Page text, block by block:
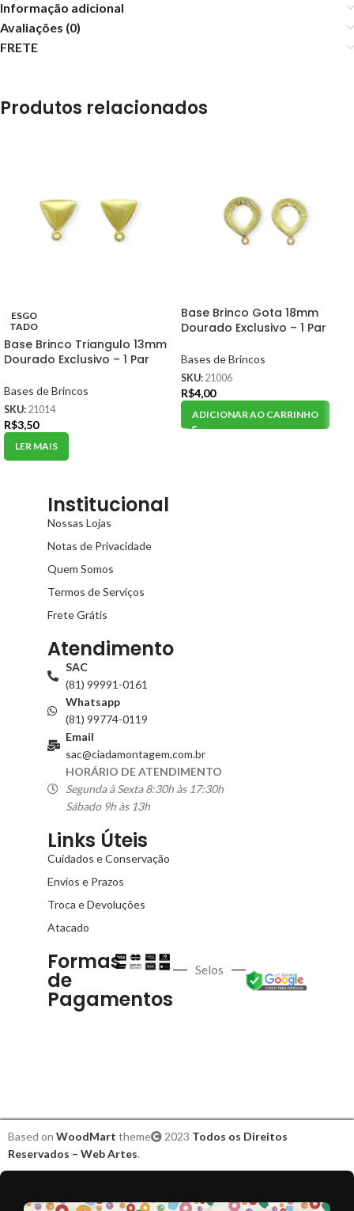
Informação adicional
Avaliações (0)
FRETE
Produtos relacionados
ESGO
TADO
Base Brinco Triangulo 13mm
Dourado Exclusivo – 1 Par
Bases de Brincos
SKU: 21014
R$3,50
LER MAIS
Base Brinco Gota 18mm
Dourado Exclusivo – 1 Par
Bases de Brincos
SKU: 21006
R$4,00
ADICIONAR AO CARRINHO
Institucional
Nossas Lojas
Notas de Privacidade
Quem Somos
Termos de Serviços
Frete Grátis
Atendimento
SAC
(81) 99991-0161
Whatsapp
(81) 99774-0119
Email
sac@ciadamontagem.com.br
HORÁRIO DE ATENDIMENTO
Segunda à Sexta 8:30h às 17:30h
Sábado 9h às 13h
Links Úteis
Cuidados e Conservação
Envios e Prazos
Troca e Devoluções
Atacado
Formas
de
Pagamentos
Selos
Based on WoodMart theme 2023 Todos os Direitos
Reservados – Web Artes.